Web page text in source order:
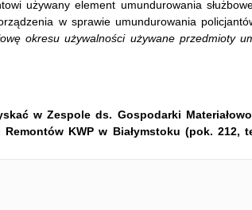
używany element umundurowania
w sprawie umundurowania
okresu używalności używane przedmioty
w Zespole ds. Gospodarki
KWP w Białymstoku (pok. 212,